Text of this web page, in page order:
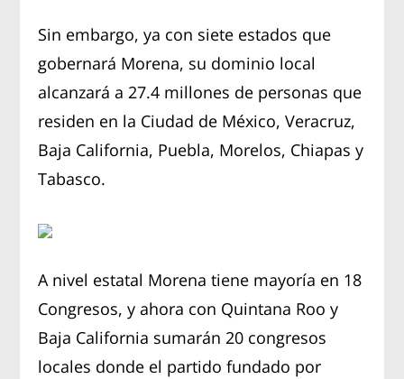
Sin embargo, ya con siete estados que
gobernará Morena, su dominio local
alcanzará a 27.4 millones de personas que
residen en la Ciudad de México, Veracruz,
Baja California, Puebla, Morelos, Chiapas y
Tabasco.
A nivel estatal Morena tiene mayoría en 18
Congresos, y ahora con Quintana Roo y
Baja California sumarán 20 congresos
locales donde el partido fundado por